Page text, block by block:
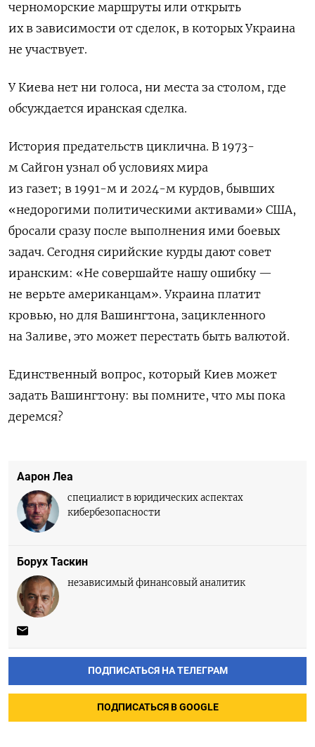
черноморские маршруты или открыть
их в зависимости от сделок, в которых Украина
не участвует.
У Киева нет ни голоса, ни места за столом, где
обсуждается иранская сделка.
История предательств циклична. В 1973-
м Сайгон узнал об условиях мира
из газет; в 1991-м и 2024-м курдов, бывших
«недорогими политическими активами» США,
бросали сразу после выполнения ими боевых
задач. Сегодня сирийские курды дают совет
иранским: «Не совершайте нашу ошибку —
не верьте американцам». Украина платит
кровью, но для Вашингтона, зацикленного
на Заливе, это может перестать быть валютой.
Единственный вопрос, который Киев может
задать Вашингтону: вы помните, что мы пока
деремся?
Аарон Леа
специалист в юридических аспектах
кибербезопасности
Борух Таскин
независимый финансовый аналитик
ПОДПИСАТЬСЯ НА ТЕЛЕГРАМ
ПОДПИСАТЬСЯ В GOOGLE